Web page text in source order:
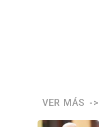
VER MÁS